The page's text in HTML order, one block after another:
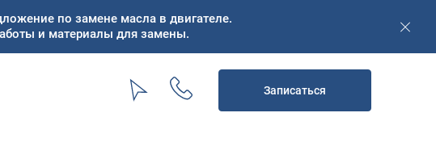
по замене масла в двигателе.
и материалы для замены.
Записаться